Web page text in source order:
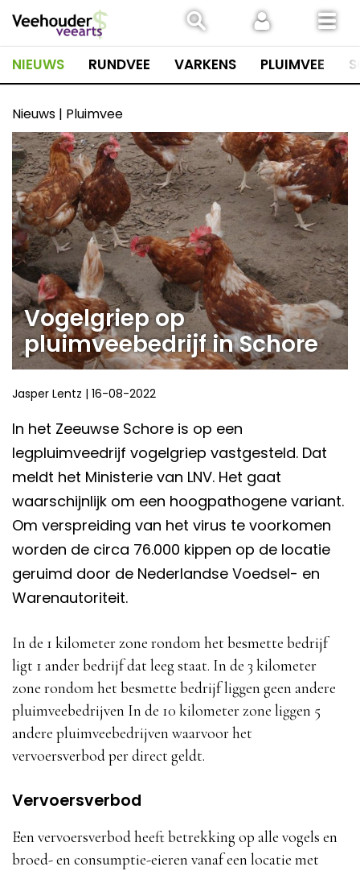
naar
inhoud
NIEUWS RUNDVEE VARKENS PLUIMVEE
Nieuws | Pluimvee
Vogelgriep op
pluimveebedrijf in Schore
Jasper Lentz | 16-08-2022
In het Zeeuwse Schore is op een
legpluimveedrijf vogelgriep vastgesteld. Dat
meldt het Ministerie van LNV. Het gaat
waarschijnlijk om een hoogpathogene variant.
Om verspreiding van het virus te voorkomen
worden de circa 76.000 kippen op de locatie
geruimd door de Nederlandse Voedsel- en
Warenautoriteit.
In de 1 kilometer zone rondom het besmette bedrijf
ligt 1 ander bedrijf dat leeg staat. In de 3 kilometer
zone rondom het besmette bedrijf liggen geen andere
pluimveebedrijven In de 10 kilometer zone liggen 5
andere pluimveebedrijven waarvoor het
vervoersverbod per direct geldt.
Vervoersverbod
Een vervoersverbod heeft betrekking op alle vogels en
broed- en consumptie-eieren vanaf een locatie met